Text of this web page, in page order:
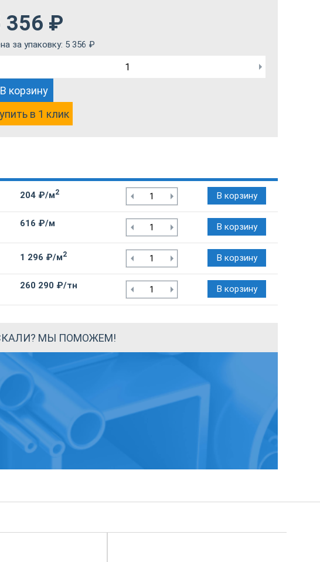
356 ₽
за упаковку: 5 356 ₽
В корзину
в 1 клик
204 ₽/м2 В корзину
616 ₽/м В корзину
1 296 ₽/м2 В корзину
260 290 ₽/тн В корзину
МЫ ПОМОЖЕМ!